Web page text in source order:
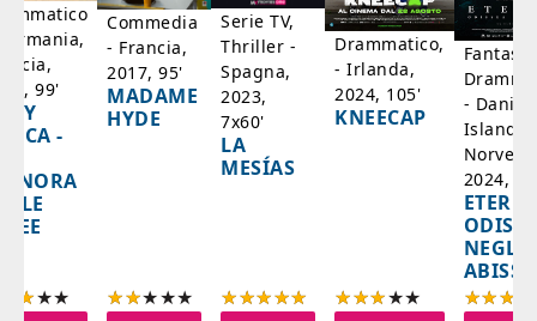
99'
-
Commedia
- Francia,
2017, 95'
MADAME
HYDE
Serie TV,
Thriller -
Spagna,
2023,
7x60'
LA
MESÍAS
Drammatico,
- Irlanda,
2024, 105'
KNEECAP
-
Islanda,
2024,
NEGLI
ABISSI